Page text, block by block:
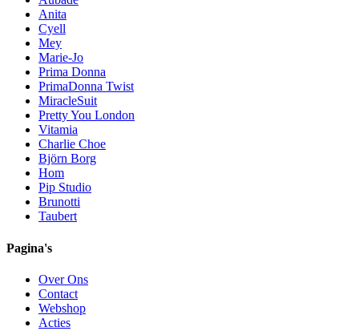
Anita
Cyell
Mey
Marie-Jo
Prima Donna
PrimaDonna Twist
MiracleSuit
Pretty You London
Vitamia
Charlie Choe
Björn Borg
Hom
Pip Studio
Brunotti
Taubert
Pagina's
Over Ons
Contact
Webshop
Acties